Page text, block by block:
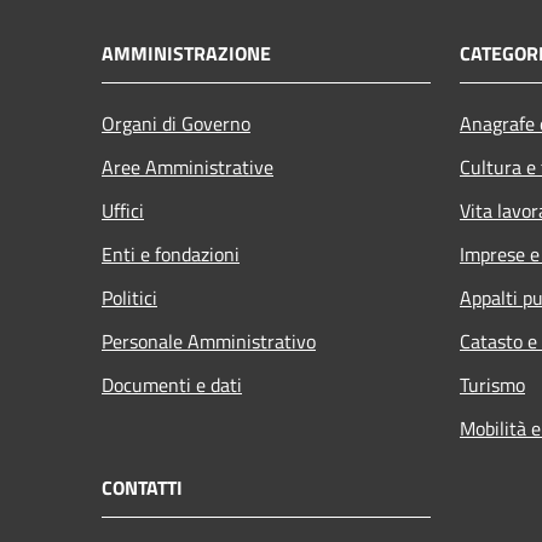
AMMINISTRAZIONE
Organi di Governo
Aree Amministrative
Uffici
Enti e fondazioni
Politici
Personale Amministrativo
Documenti e dati
Cultura
Vita
Imprese
Appalti
Catasto
Turismo
Mobilità
CONTATTI